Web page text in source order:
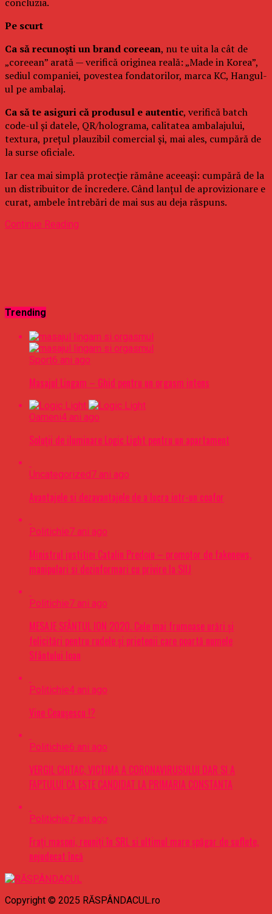
Pe scurt
Ca să recunoști un brand coreean, nu te uita la cât de
„coreean” arată — verifică originea reală: „Made in Korea”,
sediul companiei, povestea fondatorilor, marca KC, Hangul-
ul pe ambalaj.
Ca să te asiguri că produsul e autentic, verifică batch
code-ul și datele, QR/holograma, calitatea ambalajului,
textura, prețul plauzibil comercial și, mai ales, cumpără de
la surse oficiale.
Iar cea mai simplă protecție rămâne aceeași: cumpără de la
un distribuitor de încredere. Când lanțul de aprovizionare e
curat, ambele întrebări de mai sus au deja răspuns.
Continue Reading
Trending
Sport6 ani ago
Masajul Lingam – Ghid pentru un orgasm intens
Oameni4 ani ago
Soluții de iluminare Logic Light pentru un apartament
Uncategorized7 ani ago
Avantajele si dezavantajele de a lucra intr-un coafor
Politichie7 ani ago
Ministrul justitiei Catalin Predoiu – promotor de fakenews,
manipulari si dezinformari cu privire la SIIJ
Politichie7 ani ago
MESAJE SFÂNTUL ION 2020. Cele mai frumoase urări şi
felicitări pentru rudele şi prietenii care poartă numele
Sfântului Ioan
Politichie4 ani ago
Vine Ceaușescu !?
Politichie6 ani ago
VERGIL CHITAC, VICTIMA A CORONAVIRUSULUI DAR SI A
FAPTULUI CA ESTE CANDIDAT LA PRIMARIA CONSTANTA
Politichie7 ani ago
Frați masoni, reuniți în SRL si ultimul mare șpăgar de suflete,
nejudecat încă
Copyright © 2025 RĂSPÂNDACUL.ro